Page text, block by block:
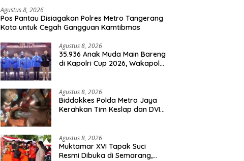
Agustus 8, 2026
Pos Pantau Disiagakan Polres Metro Tangerang
Kota untuk Cegah Gangguan Kamtibmas
Agustus 8, 2026
35.936 Anak Muda Main Bareng
di Kapolri Cup 2026, Wakapolri:
Agustus 8, 2026
Biddokkes Polda Metro Jaya
Kerahkan Tim Keslap dan DVI
Agustus 8, 2026
Muktamar XVI Tapak Suci
Resmi Dibuka di Semarang,